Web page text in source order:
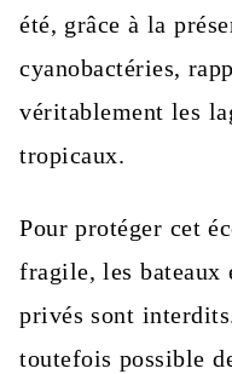
été, grâce à la
cyanobactéries,
véritablement les
tropicaux.
Pour protéger cet
fragile, les bateaux
privés sont
toutefois possible